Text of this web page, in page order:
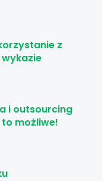
z
i outsourcing
możliwe!